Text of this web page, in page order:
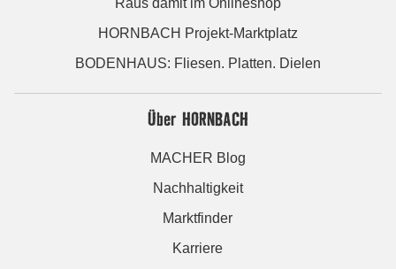
Raus damit im Onlineshop
HORNBACH Projekt-Marktplatz
BODENHAUS: Fliesen. Platten. Dielen
Über HORNBACH
MACHER Blog
Nachhaltigkeit
Marktfinder
Karriere